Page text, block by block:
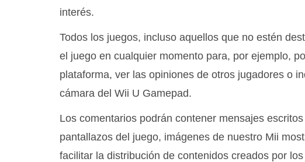
interés.
Todos los juegos, incluso aquellos que no estén
el juego en cualquier momento para, por ejemplo,
plataforma, ver las opiniones de otros jugadores o
cámara del Wii U Gamepad.
Los comentarios podrán contener mensajes
pantallazos del juego, imágenes de nuestro Mii
facilitar la distribución de contenidos creados por